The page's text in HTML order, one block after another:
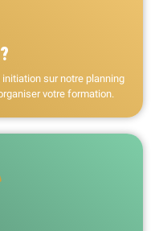
sur notre planning
votre formation.